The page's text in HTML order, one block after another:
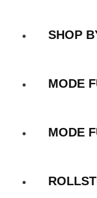
SHOP
MODE
MODE